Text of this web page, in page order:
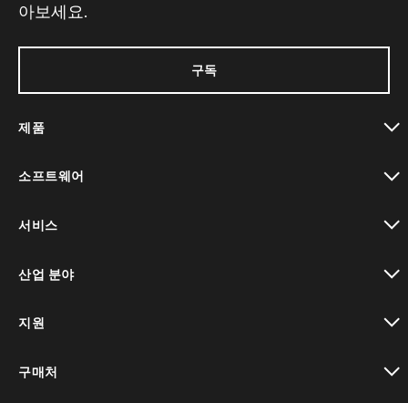
아보세요.
구독
제품
소프트웨어
서비스
산업 분야
지원
구매처